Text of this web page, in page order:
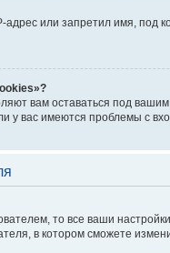
или запретил имя, под
вам оставаться под
у вас имеются проблемы с
то все ваши
в котором сможете